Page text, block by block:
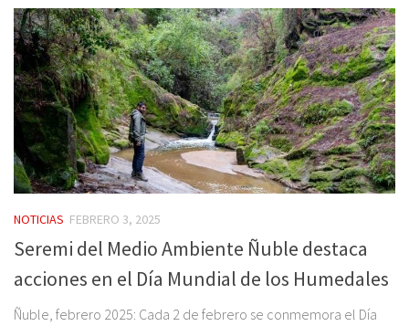
NOTICIAS FEBRERO 3, 2025
Seremi del Medio Ambiente Ñuble destaca
acciones en el Día Mundial de los Humedales
Ñuble, febrero 2025: Cada 2 de febrero se conmemora el Día